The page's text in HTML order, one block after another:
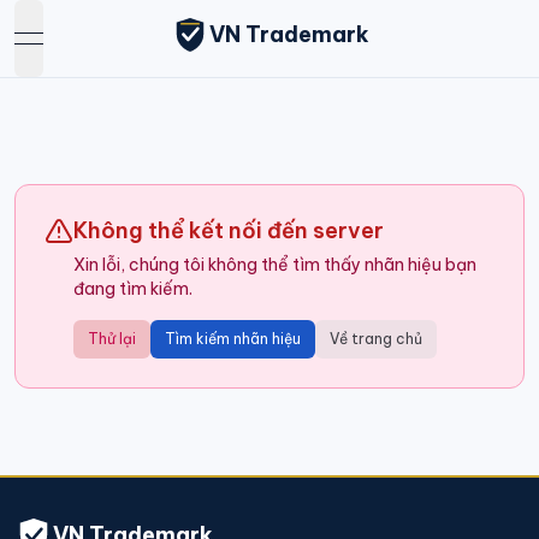
open navigation menu
VN Trademark
Không thể kết nối đến server
Xin lỗi, chúng tôi không thể tìm thấy nhãn hiệu bạn
đang tìm kiếm.
Thử lại Tìm kiếm nhãn hiệu Về trang chủ